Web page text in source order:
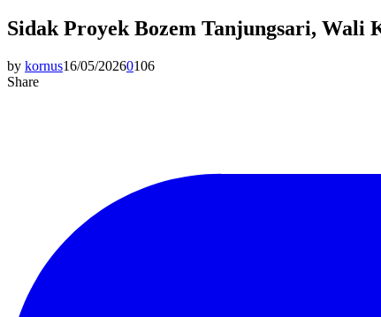
Sidak Proyek Bozem Tanjungsari, Wali
by kornus16/05/20260106
Share